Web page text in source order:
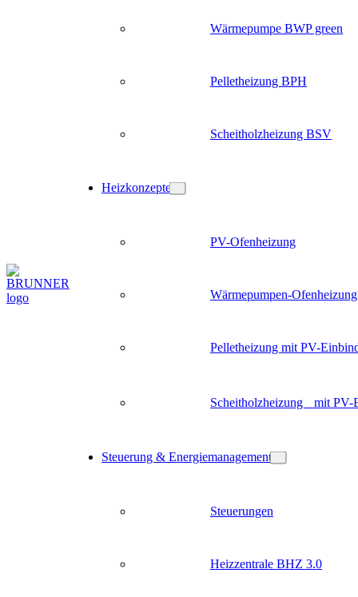
Wärmepumpe BWP green
Pelletheizung BPH
Scheitholzheizung BSV
Heizkonzepte
PV-Ofenheizung
Wärmepumpen-Ofenheizung
Pelletheizung mit PV-
Scheitholzheizung mit PV-
Steuerung & Energiemanagement
Steuerungen
Heizzentrale BHZ 3.0